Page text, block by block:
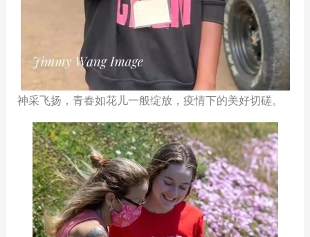
神采飞扬，青春如花儿一般绽放，疫情下的美好切磋。